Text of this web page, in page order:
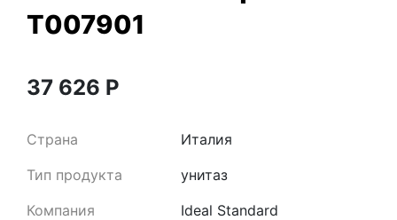
T007901
37 626 Р
Страна
Италия
Тип продукта
унитаз
Компания
Ideal Standard